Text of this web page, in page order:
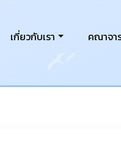
เกี่ยวกับเรา คณาจา